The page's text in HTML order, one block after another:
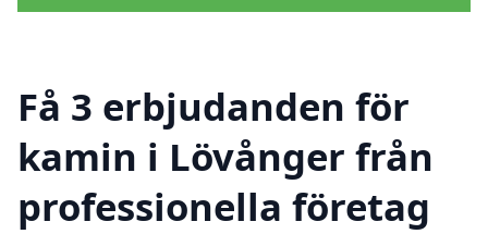
Få 3 erbjudanden för
kamin i Lövånger från
professionella företag